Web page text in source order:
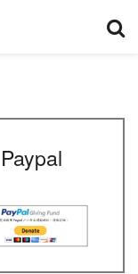
Paypal